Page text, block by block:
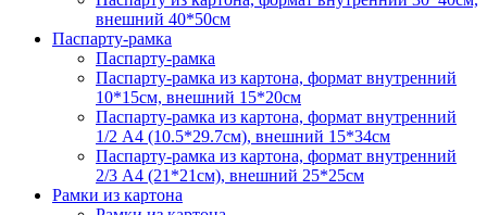
внешний 40*50см
Паспарту-рамка
Паспарту-рамка
Паспарту-рамка из картона, формат внутренний
10*15см, внешний 15*20см
Паспарту-рамка из картона, формат внутренний
1/2 А4 (10.5*29.7см), внешний 15*34см
Паспарту-рамка из картона, формат внутренний
2/3 А4 (21*21см), внешний 25*25см
Рамки из картона